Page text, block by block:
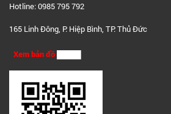
Hotline: 0985 795 792
165 Linh Đông, P. Hiệp Bình, TP. Thủ Đức
Xem bản đồ